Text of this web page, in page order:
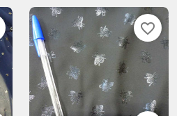
favorite_border